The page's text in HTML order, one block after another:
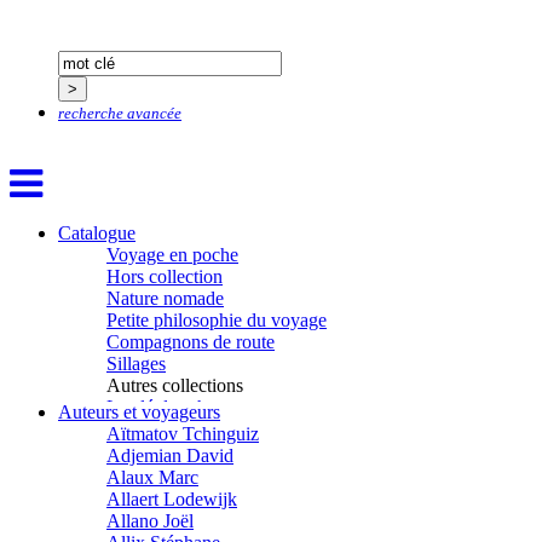
recherche avancée
Catalogue
Voyage en poche
Hors collection
Nature nomade
Petite philosophie du voyage
Compagnons de route
Sillages
Autres collections
La clé des champs
Chemins d’étoiles
Visions
Auteurs et voyageurs
Aïtmatov Tchinguiz
Adjemian David
Alaux Marc
Allaert Lodewijk
Allano Joël